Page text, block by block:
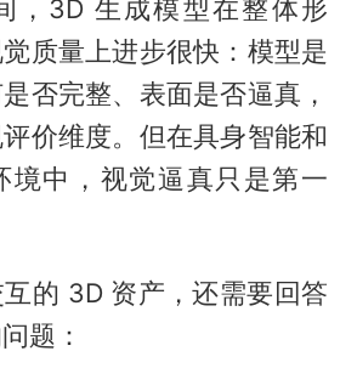
，3D 生成模型在整体形
质量上进步很快：模型是
否完整、表面是否逼真，
价维度。但在具身智能和
境中，视觉逼真只是第一
的 3D 资产，还需要回答
题：